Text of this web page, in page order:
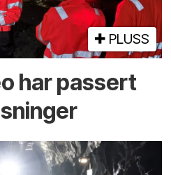
PLUSS
har passert